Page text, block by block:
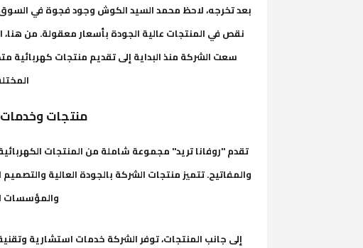
بعد تخرجه، لاحظ محمد السيد الكوش وجود فجوة في
سعت الشركة منذ البداية إلى تقديم منتجات كهربائية
منتجات وخدمات
تقدم "روفانا تريد" مجموعة شاملة من المنتجات
والمفاتيح. تتميز منتجات الشركة بالجودة العالية
والمؤسسات
إلى جانب المنتجات، توفر الشركة خدمات استشارية